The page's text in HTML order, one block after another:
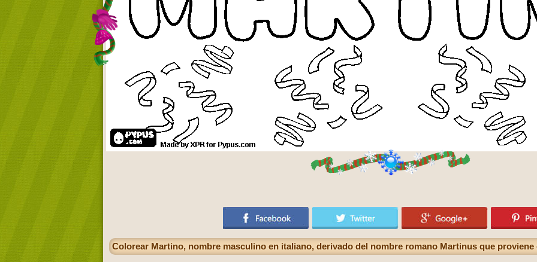
Colorear Martino, nombre masculino en italiano, derivado del nombre romano Martinus que